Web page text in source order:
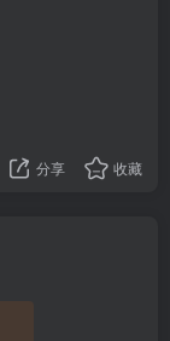
分享 收藏